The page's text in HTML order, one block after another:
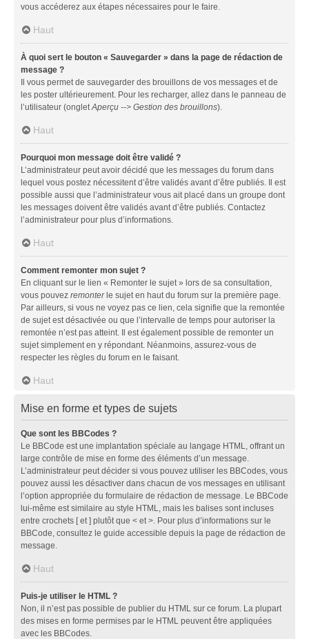
vous accéderez aux étapes nécessaires pour le faire.
Haut
À quoi sert le bouton « Sauvegarder » dans la page de rédaction de
message ?
Il vous permet de sauvegarder des brouillons de vos messages et de
les poster ultérieurement. Pour les recharger, allez dans le panneau de
l’utilisateur (ongletAperçu --> Gestion des brouillons).
Haut
Pourquoi mon message doit être validé ?
L’administrateur peut avoir décidé que les messages du forum dans
lequel vous postez nécessitent d’être validés avant d’être publiés. Il est
possible aussi que l’administrateur vous ait placé dans un groupe dont
les messages doivent être validés avant d’être publiés. Contactez
l’administrateur pour plus d’informations.
Haut
Comment remonter mon sujet ?
En cliquant sur le lien « Remonter le sujet » lors de sa consultation,
vous pouvez remonterle sujet en haut du forum sur la première page.
Par ailleurs, si vous ne voyez pas ce lien, cela signifie que la remontée
de sujet est désactivée ou que l’intervalle de temps pour autoriser la
remontée n’est pas atteint. Il est également possible de remonter un
sujet simplement en y répondant. Néanmoins, assurez-vous de
respecter les règles du forum en le faisant.
Haut
Mise en forme et types de sujets
Que sont les BBCodes ?
Le BBCode est une implantation spéciale au langage HTML, offrant un
large contrôle de mise en forme des éléments d’un message.
L’administrateur peut décider si vous pouvez utiliser les BBCodes, vous
pouvez aussi les désactiver dans chacun de vos messages en utilisant
l’option appropriée du formulaire de rédaction de message. Le BBCode
lui-même est similaire au style HTML, mais les balises sont incluses
entre crochets [ et ] plutôt que < et >. Pour plus d’informations sur le
BBCode, consultez le guide accessible depuis la page de rédaction de
message.
Haut
Puis-je utiliser le HTML ?
Non, il n’est pas possible de publier du HTML sur ce forum. La plupart
des mises en forme permises par le HTML peuvent être appliquées
avec les BBCodes.